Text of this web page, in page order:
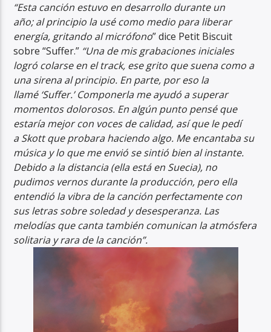
RadioAlternativo Live
“Esta canción estuvo en desarrollo durante un
año; al principio la usé como medio para liberar
energía, gritando al micrófono” dice Petit Biscuit
sobre “Suffer.” “Una de mis grabaciones iniciales
logró colarse en el track, ese grito que suena como a
una sirena al principio. En parte, por eso la
llamé ‘Suffer.’ Componerla me ayudó a superar
momentos dolorosos. En algún punto pensé que
estaría mejor con voces de calidad, así que le pedí
a Skott que probara haciendo algo. Me encantaba su
música y lo que me envió se sintió bien al instante.
Debido a la distancia (ella está en Suecia), no
pudimos vernos durante la producción, pero ella
entendió la vibra de la canción perfectamente con
sus letras sobre soledad y desesperanza. Las
melodías que canta también comunican la atmósfera
solitaria y rara de la canción”.